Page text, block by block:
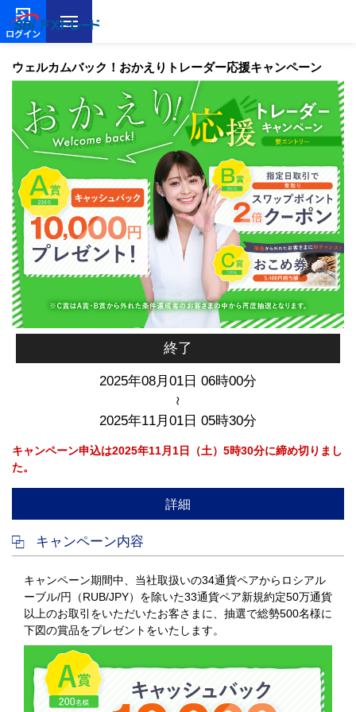
ログイン
ウェルカムバック！おかえりトレーダー応援キャンペーン
終了
2025年08月01日 06時00分
～
2025年11月01日 05時30分
キャンペーン申込は2025年11月1日（土）5時30分に締め切りまし
た。
詳細
キャンペーン内容
キャンペーン期間中、当社取扱いの34通貨ペアからロシアル
ーブル/円（RUB/JPY）を除いた33通貨ペア新規約定50万通貨
以上のお取引をいただいたお客さまに、抽選で総勢500名様に
下図の賞品をプレゼントをいたします。